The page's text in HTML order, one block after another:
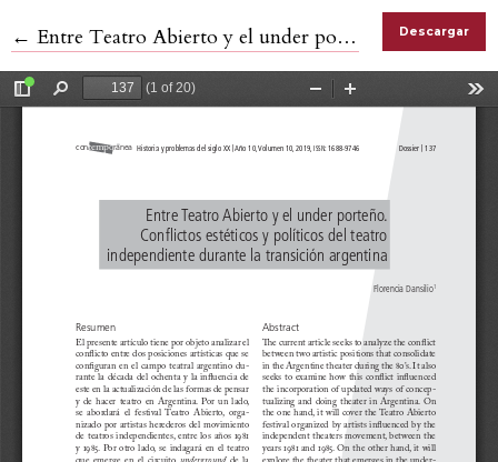
← Volver a los detalles del artículo
Entre Teatro Abierto y el under porteño Conflictos estéticos y políticos del teatro independiente durante la transición argentina Descargar